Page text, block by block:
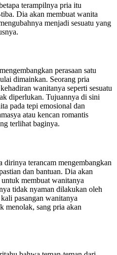
terampilnya pria itu
Dia akan membuat wanita
menjadi sesuatu yang
perasaan satu
dimainkan. Seorang pria
wanitanya seperti sesuatu
diperlukan. Tujuannya di sini
pada tepi emosional dan
atau kencan romantis
terlihat baginya.
dirinya terancam mengembangkan
dan bantuan. Dia akan
membuat wanitanya
tidak nyaman dilakukan oleh
pasangan wanitanya
menolak, sang pria akan